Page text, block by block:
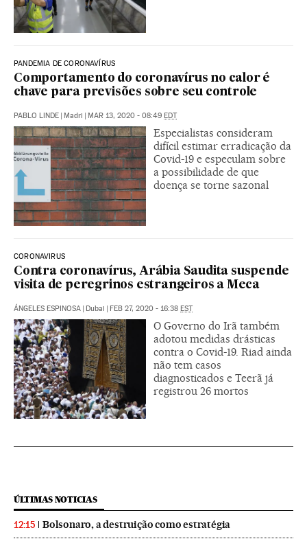
PANDEMIA DE CORONAVÍRUS
Comportamento do coronavírus no calor é
chave para previsões sobre seu controle
PABLO LINDE Madri MAR 13, 2020 - 08:49 EDT
Especialistas consideram
difícil estimar erradicação da
Covid-19 e especulam sobre
a possibilidade de que
doença se torne sazonal
CORONAVIRUS
Contra coronavírus, Arábia Saudita suspende
visita de peregrinos estrangeiros a Meca
ÁNGELES ESPINOSA | Dubai | FEB 27, 2020 - 16:38 EST
O Governo do Irã também
adotou medidas drásticas
contra o Covid-19. Riad ainda
não tem casos
diagnosticados e Teerã já
registrou 26 mortos
ÚLTIMAS NOTICIAS
12:15 Bolsonaro, a destruição como estratégia